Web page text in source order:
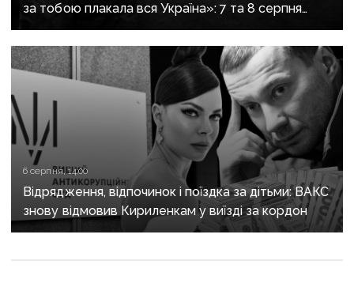
за тобою плакала вся Україна»: 7 та 8 серпня
прощаються із засновником організації
«Плацдарм» Олексієм Юковим
6 серпня, 14:00
Відрядження, відпочинок і поїздка за дітьми: ВАКС
знову відмовив Кириленкам у виїзді за кордон